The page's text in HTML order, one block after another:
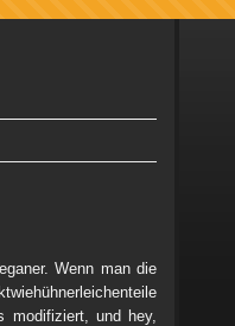
Wenn man die
modifiziert, und hey,